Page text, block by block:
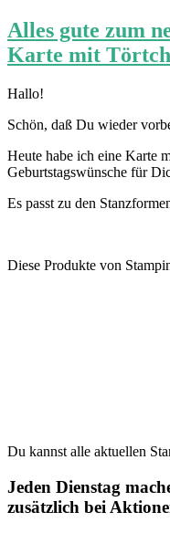
Alles gute zum
Karte mit
Hallo!
Schön, daß Du wieder
Heute habe ich eine Karte
Geburtstagswünsche für
Es passt zu den
Diese Produkte von
Du kannst alle aktuellen
Jeden Dienstag
zusätzlich bei